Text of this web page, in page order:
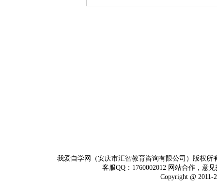
我爱自学网（安庆市汇智教育咨询有限公司）版权
客服QQ：1760002012 网站合作，意
Copyright @